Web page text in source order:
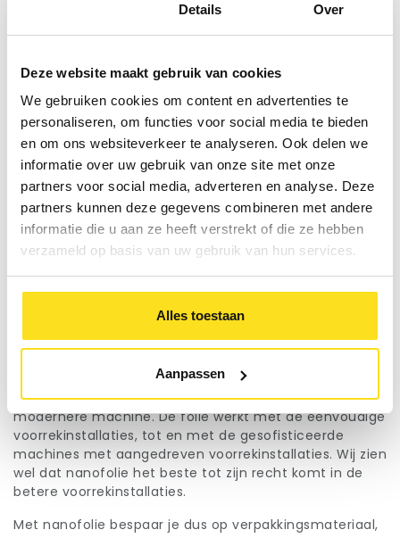
Details Over
Deze website maakt gebruik van cookies
We gebruiken cookies om content en advertenties te
personaliseren, om functies voor social media te bieden
en om ons websiteverkeer te analyseren. Ook delen we
informatie over uw gebruik van onze site met onze
partners voor social media, adverteren en analyse. Deze
partners kunnen deze gegevens combineren met andere
informatie die u aan ze heeft verstrekt of die ze hebben
verzameld op basis van uw gebruik van hun services.
Alles toestaan
Aanpassen
Haal het maximale uit je wikkelproces met
Nanofolie is te gebruiken bij elke wikkelmachine. Er is
geen extra aanschaf nodig van een nieuwere,
modernere machine. De folie werkt met de eenvoudige
voorrekinstallaties, tot en met de gesofisticeerde
machines met aangedreven voorrekinstallaties. Wij zien
wel dat nanofolie het beste tot zijn recht komt in de
betere voorrekinstallaties.
Met nanofolie bespaar je dus op verpakkingsmateriaal,